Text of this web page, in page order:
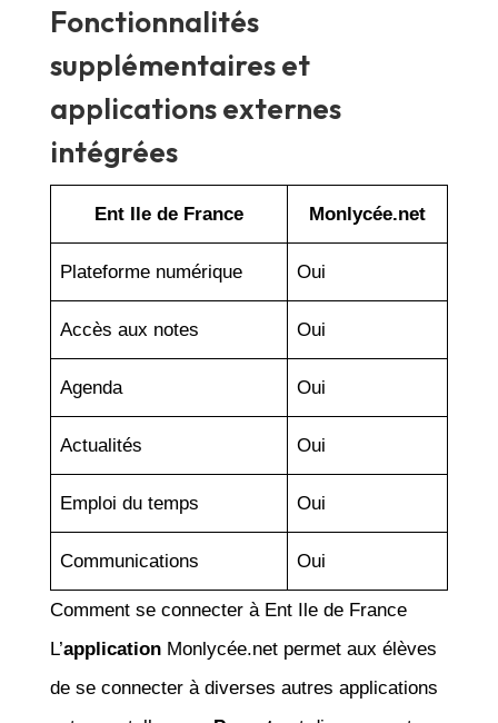
Fonctionnalités
supplémentaires et
applications externes
intégrées
Ent Ile de France Monlycée.net
Plateforme numérique Oui
Accès aux notes Oui
Agenda Oui
Actualités Oui
Emploi du temps Oui
Communications Oui
Comment se connecter à Ent Ile de France
L’applicationMonlycée.net permet aux élèves
de se connecter à diverses autres applications